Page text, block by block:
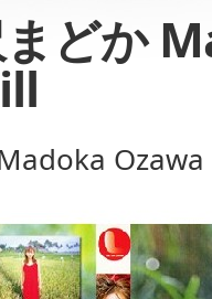
どか